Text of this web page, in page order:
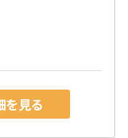
を見る